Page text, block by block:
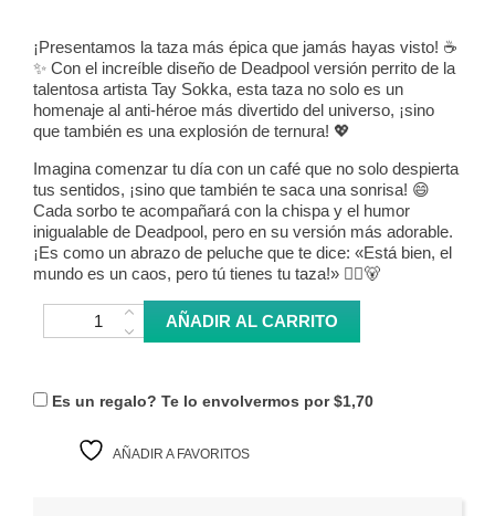
¡Presentamos la taza más épica que jamás hayas visto! ☕
✨ Con el increíble diseño de Deadpool versión perrito de la
talentosa artista Tay Sokka, esta taza no solo es un
homenaje al anti-héroe más divertido del universo, ¡sino
que también es una explosión de ternura! 💖
Imagina comenzar tu día con un café que no solo despierta
tus sentidos, ¡sino que también te saca una sonrisa! 😄
Cada sorbo te acompañará con la chispa y el humor
inigualable de Deadpool, pero en su versión más adorable.
¡Es como un abrazo de peluche que te dice: «Está bien, el
mundo es un caos, pero tú tienes tu taza!» 🦸‍♂️🐻
Taza Puppy Dogpool cantidadAÑADIR AL CARRITO
Es un regalo? Te lo envolvermos por$1,70
AÑADIR A FAVORITOS